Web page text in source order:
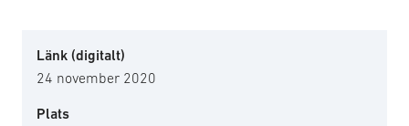
Länk (digitalt)
24 november 2020
Plats